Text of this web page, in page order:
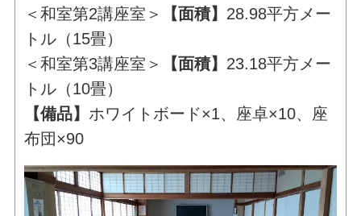
＜和室第2講座室＞
【面積】 28.98平方メー
トル（15畳）
＜和室第3講座室＞
【面積】 23.18平方メー
トル（10畳）
【備品】 ホワイトボード×1、座卓×10、座
布団×90